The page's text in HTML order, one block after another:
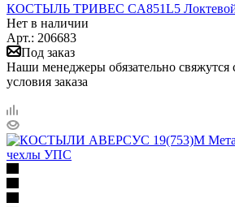
КОСТЫЛЬ ТРИВЕС CA851L5 Локтевой
Нет в наличии
Арт.: 206683
Под заказ
Наши менеджеры обязательно свяжутся
условия заказа